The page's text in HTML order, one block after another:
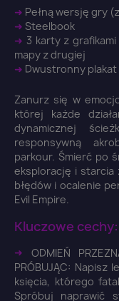
➜ Pełną wersję gry
➜ Steelbook
➜ 3 karty z
mapy z drugiej
➜ Dwustronny plakat
Zanurz się w
której każde
dynamicznej
responsywną
parkour. Śmierć po
eksplorację i starcia
błędów i ocalenie
Evil Empire.
Kluczowe cechy:
➜ ODMIEŃ
PRÓBUJĄC:
księcia, którego
Spróbuj naprawić